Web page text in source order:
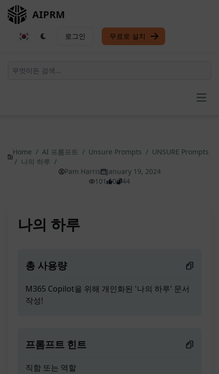
AIPRM
로그인 무료로 설치
Home / AI 프롬프트 / Unsure Prompts / UNSURE Prompts
/ 나의 하루 /
Pam Harris
January 19, 2024
101
0 44
나의 하루
총 사용량
M365 Copilot을 위해 개인화된 '나의 하루' 문서
작성!
프롬프트 힌트
직함 또는 역할